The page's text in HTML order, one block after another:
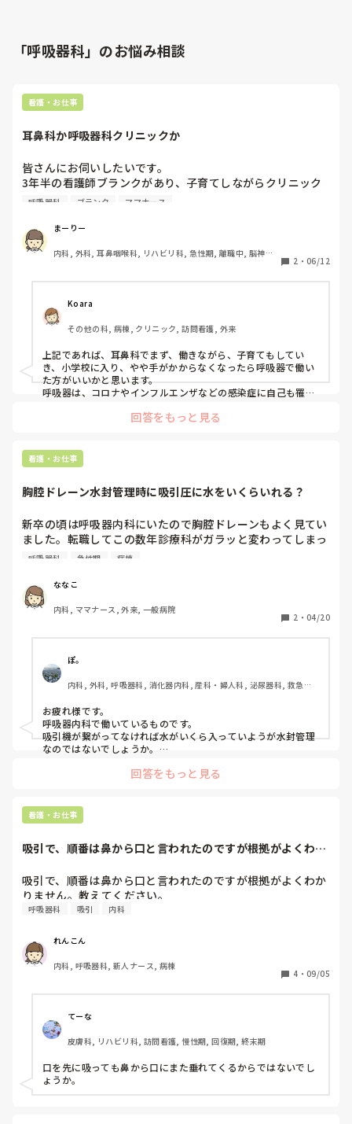
「呼吸器科」のお悩み相談
看護・お仕事
耳鼻科か呼吸器科クリニックか
皆さんにお伺いしたいです。
3年半の看護師ブランクがあり、子育てしながらクリニック
で働く場合、耳鼻科と呼吸器科であればどちらを選ばれます
立地や待遇面などの条件なしで、診療科目的にどちらに惹か
呼吸器科 ブランク ママナース
まーりー
内科, 外科, 耳鼻咽喉科, リハビリ科, 急性期, 離職中, 脳神経
2 ・ 06/12
Koara
その他の科, 病棟, クリニック, 訪問看護, 外来
上記であれば、耳鼻科でまず、働きながら、子育てもしてい
き、小学校に入り、やや手がかからなくなったら呼吸器で働い
た方がいいかと思います。
呼吸器は、コロナやインフルエンザなどの感染症に自己も罹患
子供とも、スキンシップの機会も多く、家族内感染の可能性も
回答をもっと見る
看護・お仕事
胸腔ドレーン水封管理時に吸引圧に水をいくらいれる？
新卒の頃は呼吸器内科にいたので胸腔ドレーンもよく見てい
ました。転職してこの数年診療科がガラッと変わってしまっ
たのですが、最近ふと思い立って胸腔ドレーンについて勉強
ドレーン持続吸引圧-10でかけていた方が水封管理に変更→
吸引圧の水の量は-10を維持する必要がありますか？この場
ことですか？そうであれば持続吸引があってもなくても同じ
な気がするのですが…
ドレーン挿入後からいきなり水封管理→吸引圧に入れる水の
量って決まってましたか？それか医者の指示で量を決めてい
ましたか？
水封管理であっても吸引圧に入れる水の量で圧が変わるな
なんだかよくわからなくなってきました。
きたいです。
呼吸器科 急性期 病棟
ななこ
内科, ママナース, 外来, 一般病院
2 ・ 04/20
ぽ。
内科, 外科, 呼吸器科, 消化器内科, 産科・婦人科, 泌尿器科, 救急科,
お疲れ様です。
呼吸器内科で働いているものです。
吸引機が繋がってなければ水がいくら入っていようが水封管理
なのではないでしょうか。
指示で決まっています。大体-10スタートですが、たまに-5か
場合こんな感じです。
回答をもっと見る
看護・お仕事
吸引で、順番は鼻から口と言われたのですが根拠がよくわか
吸引で、順番は鼻から口と言われたのですが根拠がよくわか
りません。教えてください。
呼吸器科 吸引 内科
れんこん
内科, 呼吸器科, 新人ナース, 病棟
4 ・ 09/05
てーな
皮膚科, リハビリ科, 訪問看護, 慢性期, 回復期, 終末期
口を先に吸っても鼻から口にまた垂れてくるからではないでし
ょうか。